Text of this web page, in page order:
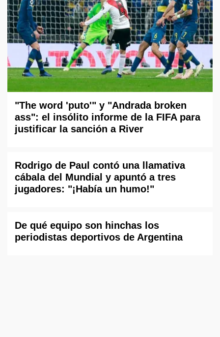
"The word 'puto'" y "Andrada broken
ass": el insólito informe de la FIFA para
justificar la sanción a River
Rodrigo de Paul contó una llamativa
cábala del Mundial y apuntó a tres
jugadores: "¡Había un humo!"
De qué equipo son hinchas los
periodistas deportivos de Argentina